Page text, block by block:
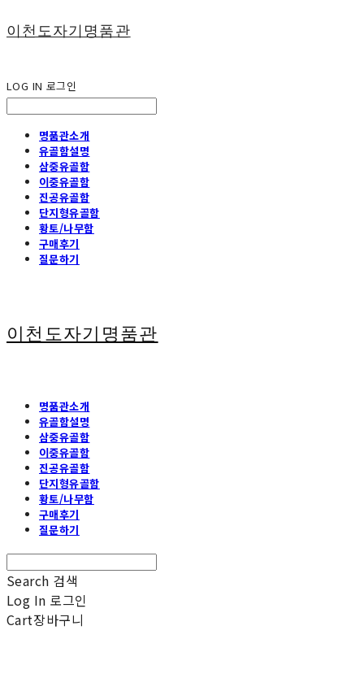
이천도자기명품관
LOG IN 로그인
명품관소개
유골함설명
삼중유골함
이중유골함
진공유골함
단지형유골함
황토/나무함
구매후기
질문하기
이천도자기명품관
명품관소개
유골함설명
삼중유골함
이중유골함
진공유골함
단지형유골함
황토/나무함
구매후기
질문하기
Search 검색
Log In 로그인
Cart장바구니